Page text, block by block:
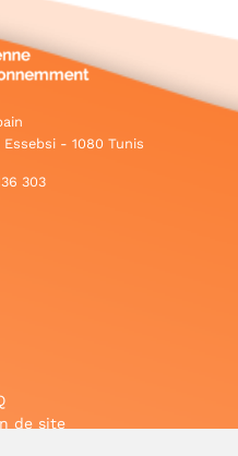
- 1080 Tunis
303
de site